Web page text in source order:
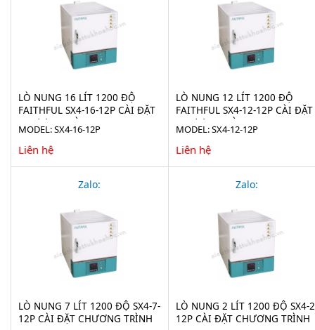
LÒ NUNG 16 LÍT 1200 ĐỘ
FAITHFUL SX4-16-12P CÀI ĐẶT
CHƯƠNG TRÌNH
MODEL: SX4-16-12P
Liên hệ
LÒ NUNG 12 LÍT 1200 ĐỘ
FAITHFUL SX4-12-12P CÀI ĐẶT
CHƯƠNG TRÌNH
MODEL: SX4-12-12P
Liên hệ
Zalo:
LÒ NUNG 7 LÍT 1200 ĐỘ SX4-7-
12P CÀI ĐẶT CHƯƠNG TRÌNH
Zalo:
LÒ NUNG 2 LÍT 1200 ĐỘ SX4-
12P CÀI ĐẶT CHƯƠNG TRÌNH